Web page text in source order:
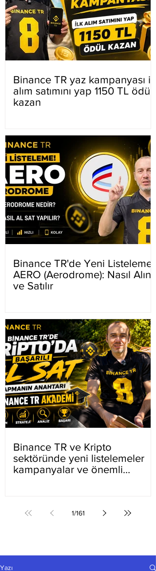
Binance TR yaz kampanyası ilk
alım satımını yap 1150 TL ödül
kazan
Binance TR'de Yeni Listeleme
AERO (Aerodrome): Nasıl Alınır
ve Satılır
Binance TR ve Kripto
sektöründe yeni listelemeler
kampanyalar ve önemli
1/161
Yazı